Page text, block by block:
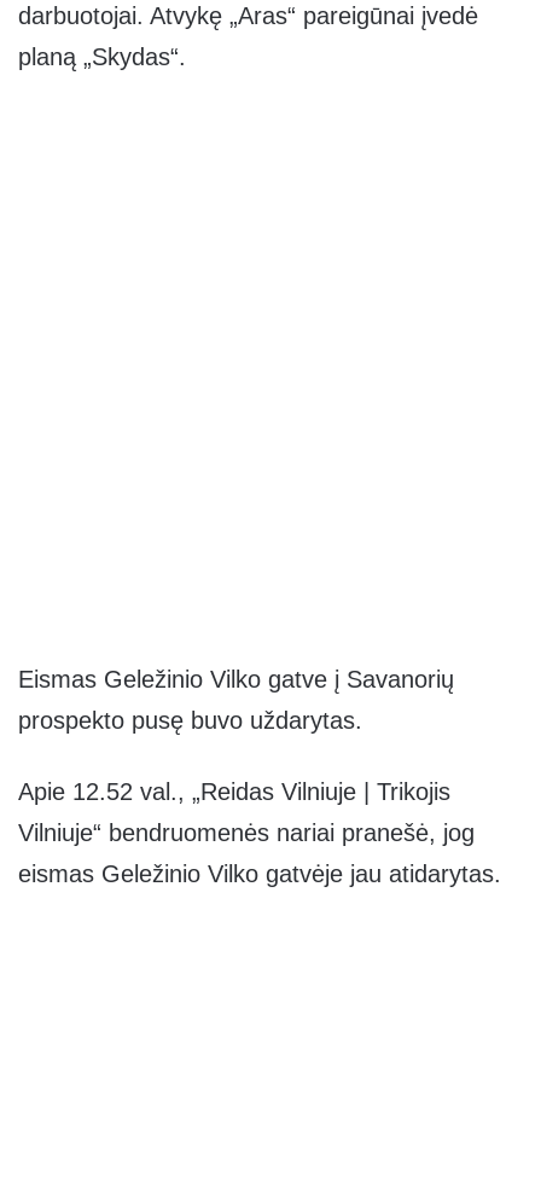
darbuotojai. Atvykę „Aras“ pareigūnai įvedė
planą „Skydas“.
Eismas Geležinio Vilko gatve į Savanorių
prospekto pusę buvo uždarytas.
Apie 12.52 val., „Reidas Vilniuje | Trikojis
Vilniuje“ bendruomenės nariai pranešė, jog
eismas Geležinio Vilko gatvėje jau atidarytas.